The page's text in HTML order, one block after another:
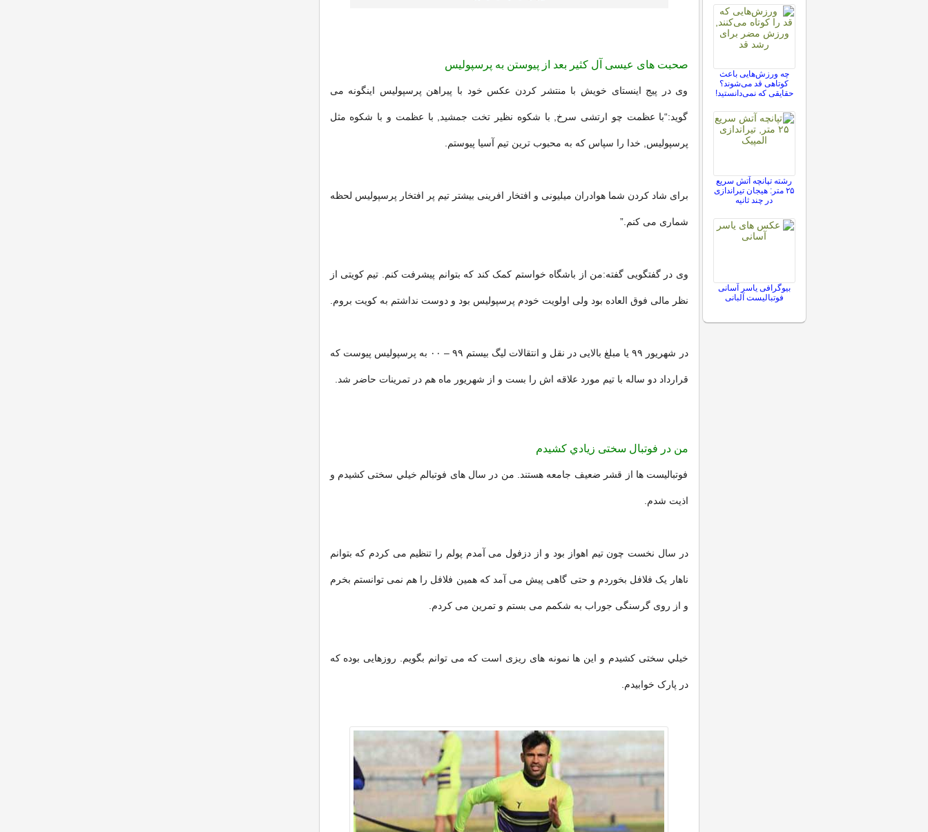
صحبت های عیسی آل کثیر بعد از پیوستن به پرسپولیس
وی در پیج اینستای خویش با منتشر کردن عکس خود با پیراهن پرسپولیس اینگونه می
گوید:“با عظمت چو ارتشی سرخ, با شکوه نظیر تخت جمشید, با عظمت و با شکوه مثل
پرسپولیس, خدا را سپاس که به محبوب ترین تیم آسیا پیوستم.
برای شاد کردن شما هوادران میلیونی و افتخار افرینی بیشتر تیم پر افتخار پرسپولیس لحظه
شماری می کنم.”
وی در گفتگویی گفته:من از باشگاه خواستم کمک کند که بتوانم پیشرفت کنم. تیم کویتی از
نظر مالی فوق العاده بود ولی اولویت خودم پرسپولیس بود و دوست نداشتم به کویت بروم.
در شهریور ۹۹ یا مبلغ بالایی در نقل و انتقالات لیگ بیستم ۹۹ – ۰۰ به پرسپولیس پیوست که
قرارداد دو ساله با تیم مورد علاقه اش را بست و از شهریور ماه هم در تمرینات حاضر شد.
من در فوتبال سختی زيادي کشیدم
فوتبالیست ها از قشر ضعیف جامعه هستند. من در سال های فوتبالم خيلي سختی کشیدم و
اذیت شدم.
در سال نخست چون تیم اهواز بود و از دزفول می آمدم پولم را تنظیم می کردم که بتوانم
ناهار یک فلافل بخوردم و حتی گاهی پیش می آمد که همین فلافل را هم نمی توانستم بخرم
و از روی گرسنگی جوراب به شکمم می بستم و تمرین می کردم.
خيلي سختی کشیدم و این ها نمونه های ریزی است که می توانم بگویم. روزهایی بوده که
در پارک خوابیدم.
چه ورزش‌هایی باعث
کوتاهی قد می‌شوند؟
حقایقی که نمی‌دانستید!
رشته تپانچه آتش سریع
۲۵ متر: هیجان تیراندازی
در چند ثانیه
بیوگرافی یاسر آسانی
فوتبالیست آلبانی